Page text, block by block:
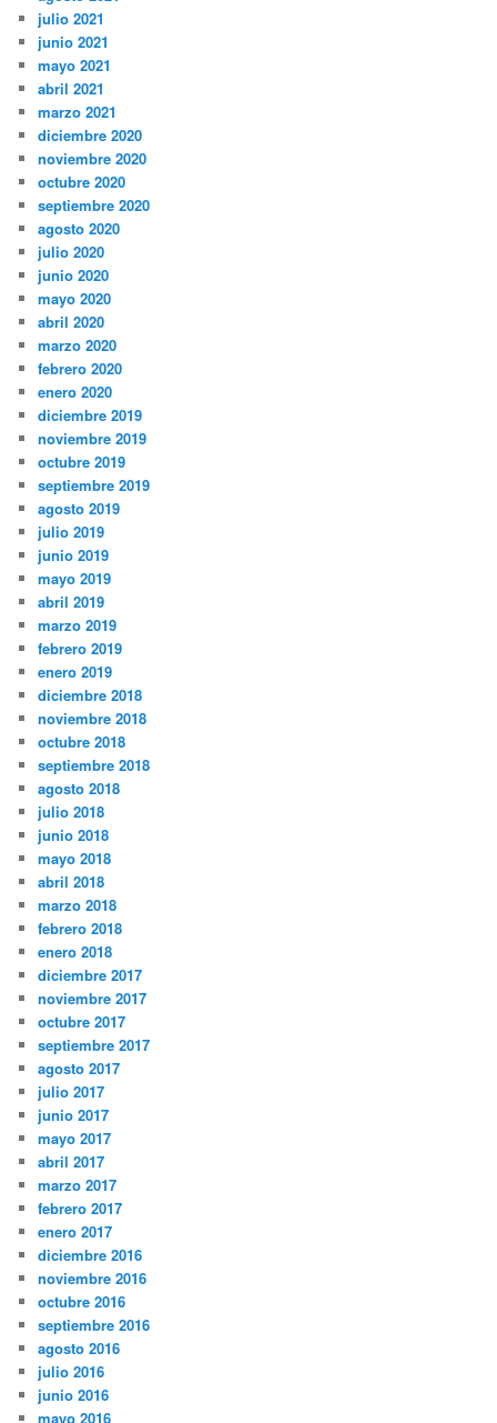
julio 2021
junio 2021
mayo 2021
abril 2021
marzo 2021
diciembre 2020
noviembre 2020
octubre 2020
septiembre 2020
agosto 2020
julio 2020
junio 2020
mayo 2020
abril 2020
marzo 2020
febrero 2020
enero 2020
diciembre 2019
noviembre 2019
octubre 2019
septiembre 2019
agosto 2019
julio 2019
junio 2019
mayo 2019
abril 2019
marzo 2019
febrero 2019
enero 2019
diciembre 2018
noviembre 2018
octubre 2018
septiembre 2018
agosto 2018
julio 2018
junio 2018
mayo 2018
abril 2018
marzo 2018
febrero 2018
enero 2018
diciembre 2017
noviembre 2017
octubre 2017
septiembre 2017
agosto 2017
julio 2017
junio 2017
mayo 2017
abril 2017
marzo 2017
febrero 2017
enero 2017
diciembre 2016
noviembre 2016
octubre 2016
septiembre 2016
agosto 2016
julio 2016
junio 2016
mayo 2016